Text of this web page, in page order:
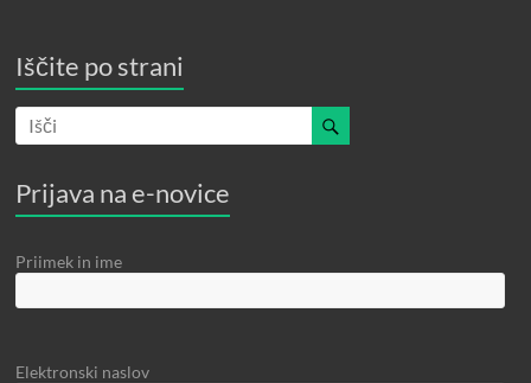
Iščite po strani
Prijava na e-novice
Priimek in ime
Elektronski naslov